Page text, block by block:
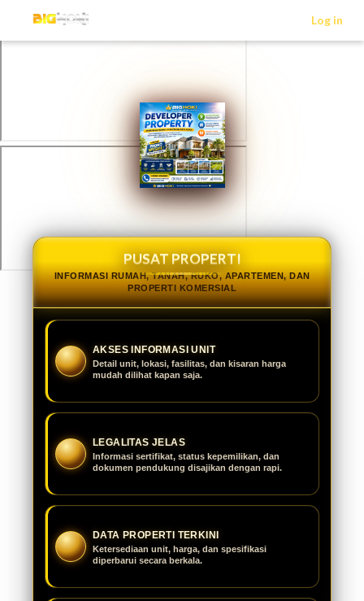
Log in
PUSAT PROPERTI
INFORMASI RUMAH, TANAH, RUKO, APARTEMEN, DAN
PROPERTI KOMERSIAL
AKSES INFORMASI UNIT
Detail unit, lokasi, fasilitas, dan kisaran harga
mudah dilihat kapan saja.
LEGALITAS JELAS
Informasi sertifikat, status kepemilikan, dan
dokumen pendukung disajikan dengan rapi.
DATA PROPERTI TERKINI
Ketersediaan unit, harga, dan spesifikasi
diperbarui secara berkala.